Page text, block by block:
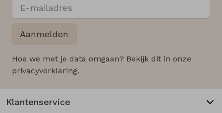
Aanmelden
Hoe we met je data omgaan? Bekijk dit in onze
privacyverklaring.
Klantenservice